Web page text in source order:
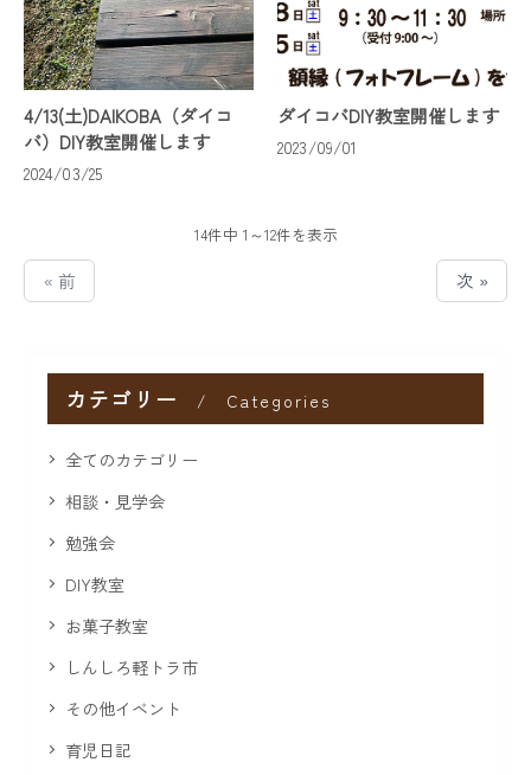
4/13(土)DAIKOBA（ダイコ
バ）DIY教室開催します
2024/03/25
ダイコバDIY教室開催します
2023/09/01
14件中 1～12件を表示
« 前 次 »
カテゴリー Categories
全てのカテゴリー
相談・見学会
勉強会
DIY教室
お菓子教室
しんしろ軽トラ市
その他イベント
育児日記